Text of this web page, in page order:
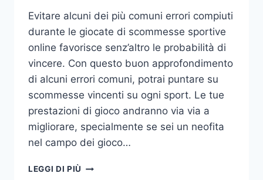
Evitare alcuni dei più comuni errori compiuti
durante le giocate di scommesse sportive
online favorisce senz’altro le probabilità di
vincere. Con questo buon approfondimento
di alcuni errori comuni, potrai puntare su
scommesse vincenti su ogni sport. Le tue
prestazioni di gioco andranno via via a
migliorare, specialmente se sei un neofita
nel campo dei gioco…
LEGGI DI PIÙ GLI